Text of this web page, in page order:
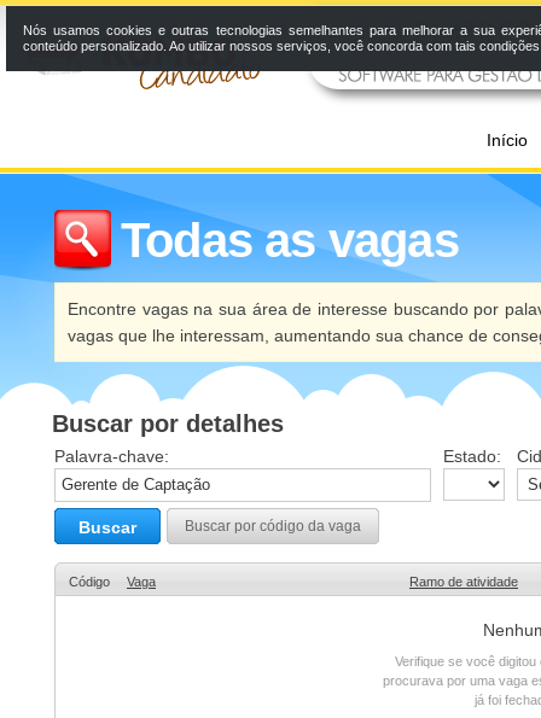
Início
Todas as vagas
Encontre vagas na sua área de interesse buscando por
vagas que lhe interessam, aumentando sua chance de
Buscar por detalhes
Palavra-chave: Estado:
Buscar Buscar por código da vaga
Código Vaga Ramo de atividade
Verifique se você
procurava por uma vaga
já foi
Nós usamos cookies e outras tecnologias semelhantes para melhorar a sua
conteúdo personalizado. Ao utilizar nossos serviços, você concorda com tais